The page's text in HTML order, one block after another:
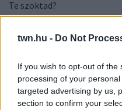
twn.hu - Do Not
If you wish to opt-out of
processing of your
targeted advertising by us,
section to confirm your
Te szoktad?
SOKAN ROSSZUL
EMIATT CSÖKKENHET A
08. 01.
EGYRE TÖBB
VITAMINHIÁNY – ILYEN
Erre figyelj!